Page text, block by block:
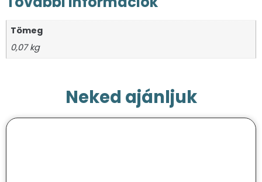
Tömeg
0,07 kg
Neked ajánljuk